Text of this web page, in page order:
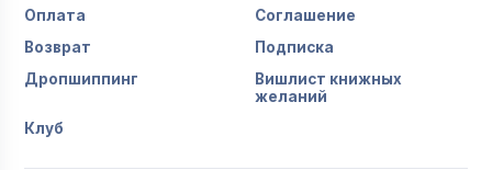
Оплата
Соглашение
Возврат
Подписка
Дропшиппинг
Вишлист книжных
желаний
Клуб